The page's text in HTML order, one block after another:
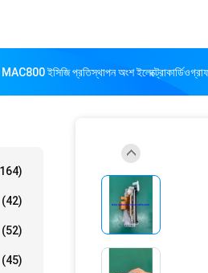
ইসিজি প্রতিস্থাপন অংশ ইলেক্ট্রোকার্ডিওগ্রাফ
(42)
(52)
(45)